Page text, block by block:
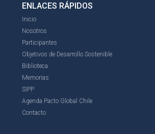
ENLACES RÁPIDOS
Inicio
Nosotros
Participantes
Objetivos de Desarrollo Sostenible
Biblioteca
Memorias
SIPP
Agenda Pacto Global Chile
Contacto